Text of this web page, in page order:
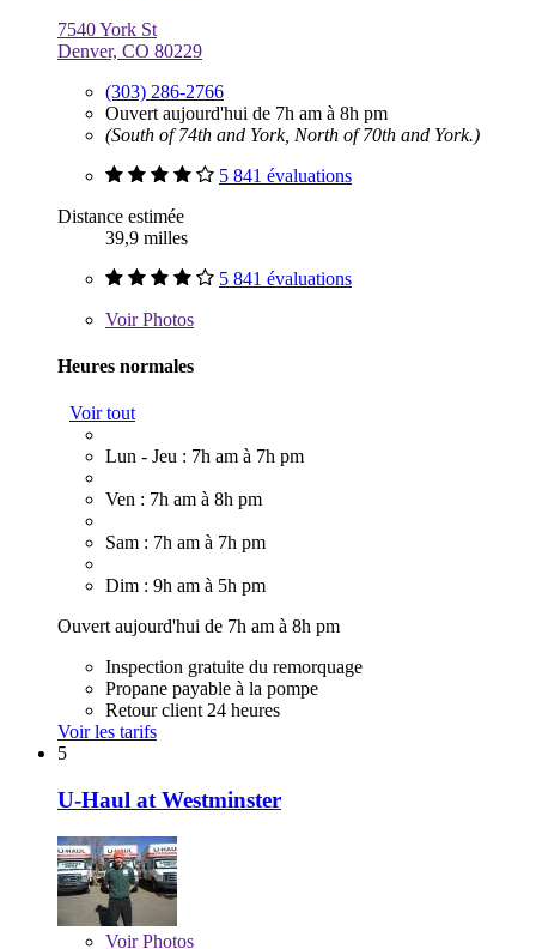
7540 York St
Denver, CO 80229
(303) 286-2766
Ouvert aujourd'hui de 7h am à 8h pm
(South of 74th and York, North of 70th and York.)
5 841 évaluations
Distance estimée
39,9 milles
5 841 évaluations
VoirPhotos
Heures normales
Voir tout
Lun - Jeu : 7h am à 7h pm
Ven : 7h am à 8h pm
Sam : 7h am à 7h pm
Dim : 9h am à 5h pm
Ouvert aujourd'hui de 7h am à 8h pm
Inspection gratuite du remorquage
Propane payable à la pompe
Retour client 24 heures
Voir les tarifs
5
U-Haul at Westminster
VoirPhotos